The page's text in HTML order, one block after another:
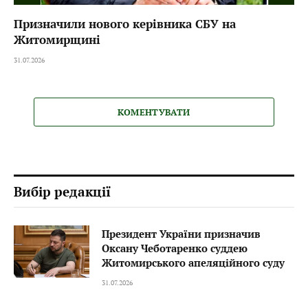
Призначили нового керівника СБУ на
Житомирщині
31.07.2026
КОМЕНТУВАТИ
Вибір редакції
Президент України призначив
Оксану Чеботаренко суддею
Житомирського апеляційного суду
31.07.2026